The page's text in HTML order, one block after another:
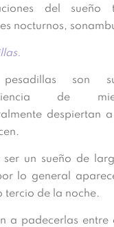
del sueño
nocturnos,
son
de
despiertan
ser un sueño de
lo general
tercio de la noche.
a padecerlas entre